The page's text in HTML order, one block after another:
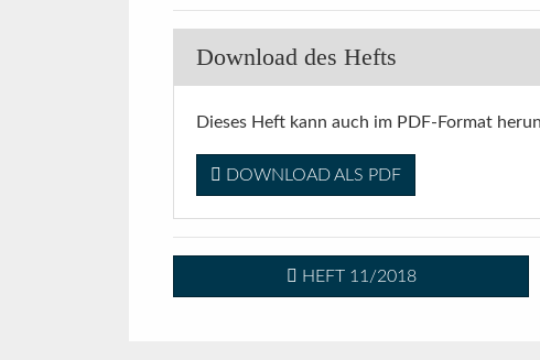
Download des Hefts
Dieses Heft kann auch im PDF-Format
DOWNLOAD ALS PDF
HEFT 11/2018